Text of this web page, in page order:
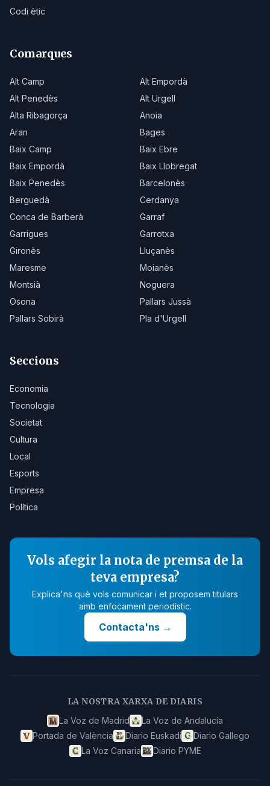
Codi ètic
Comarques
Alt Camp
Alt Empordà
Alt Penedès
Alt Urgell
Alta Ribagorça
Anoia
Aran
Bages
Baix Camp
Baix Ebre
Baix Empordà
Baix Llobregat
Baix Penedès
Barcelonès
Berguedà
Cerdanya
Conca de Barberà
Garraf
Garrigues
Garrotxa
Gironès
Lluçanès
Maresme
Moianès
Montsià
Noguera
Osona
Pallars Jussà
Pallars Sobirà
Pla d'Urgell
Seccions
Economia
Tecnologia
Societat
Cultura
Local
Esports
Empresa
Política
Vols afegir la nota de premsa de la
teva empresa?
Explica'ns què vols comunicar i et proposem titulars
amb enfocament periodístic.
Contacta'ns→
LA NOSTRA XARXA DE DIARIS
La Voz de Madrid
La Voz de Andalucía
Portada de València
Diario Euskadi
Diario Gallego
La Voz Canaria
Diario PYME